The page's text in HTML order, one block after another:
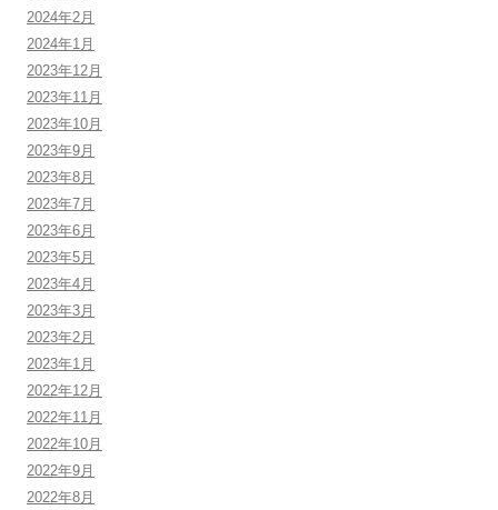
2024年2月
2024年1月
2023年12月
2023年11月
2023年10月
2023年9月
2023年8月
2023年7月
2023年6月
2023年5月
2023年4月
2023年3月
2023年2月
2023年1月
2022年12月
2022年11月
2022年10月
2022年9月
2022年8月